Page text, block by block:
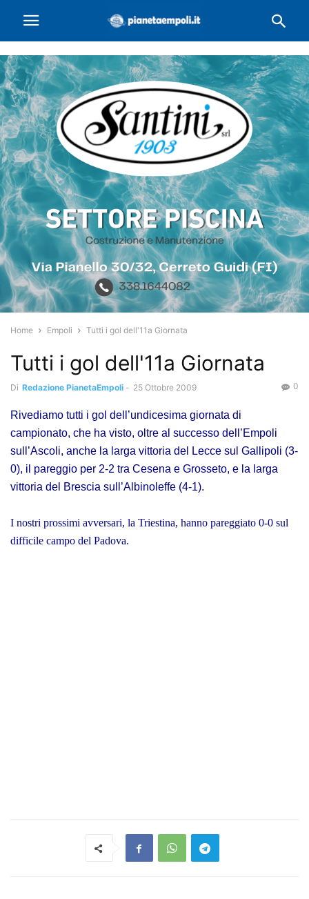
Home Empoli Tutti i gol dell'11a Giornata
Tutti i gol dell'11a Giornata
Di Redazione PianetaEmpoli - 25 Ottobre 2009 0
Rivediamo tutti i gol dell’undicesima giornata di
campionato, che ha visto, oltre al successo dell’Empoli
sull’Ascoli, anche la larga vittoria del Lecce sul Gallipoli (3-
0), il pareggio per 2-2 tra Cesena e Grosseto, e la larga
vittoria del Brescia sull’Albinoleffe (4-1).
I nostri prossimi avversari, la Triestina, hanno pareggiato 0-0 sul
difficile campo del Padova.